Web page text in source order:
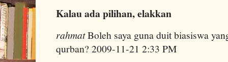
Kalau ada pilihan, elakkan
rahmatBoleh saya guna duit biasiswa
qurban? 2009-11-21 2:33 PM